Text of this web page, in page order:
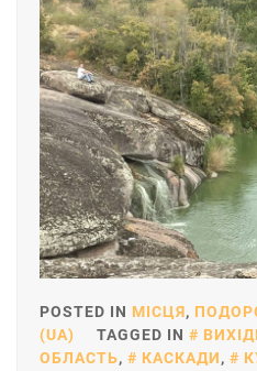
POSTED IN МІСЦЯ,
(UA)
TAGGED IN
ОБЛАСТЬ, КАСКАДИ,